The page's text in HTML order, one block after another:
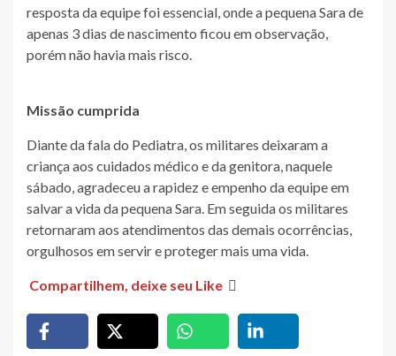
resposta da equipe foi essencial, onde a pequena Sara de
apenas 3 dias de nascimento ficou em observação,
porém não havia mais risco.
Missão cumprida
Diante da fala do Pediatra, os militares deixaram a
criança aos cuidados médico e da genitora, naquele
sábado, agradeceu a rapidez e empenho da equipe em
salvar a vida da pequena Sara. Em seguida os militares
retornaram aos atendimentos das demais ocorrências,
orgulhosos em servir e proteger mais uma vida.
Compartilhem, deixe seu Like 